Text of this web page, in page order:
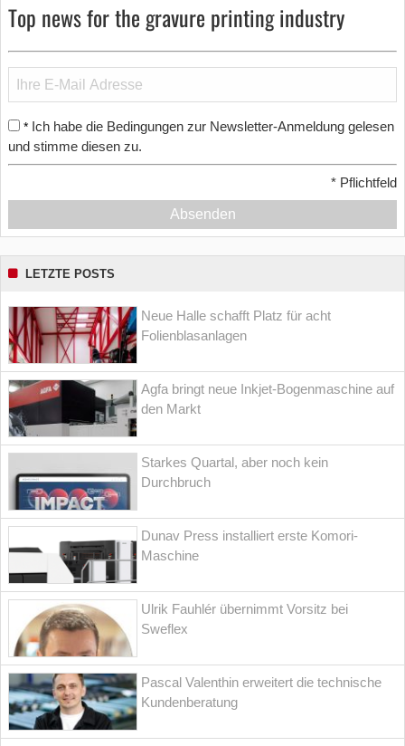
Top news for the gravure printing industry
* Ich habe die Bedingungen zur Newsletter-Anmeldung gelesen
und stimme diesen zu.
* Pflichtfeld
Absenden
LETZTE POSTS
Neue Halle schafft Platz für acht
Folienblasanlagen
Agfa bringt neue Inkjet-Bogenmaschine auf
den Markt
Starkes Quartal, aber noch kein
Durchbruch
Dunav Press installiert erste Komori-
Maschine
Ulrik Fauhlér übernimmt Vorsitz bei
Sweflex
Pascal Valenthin erweitert die technische
Kundenberatung